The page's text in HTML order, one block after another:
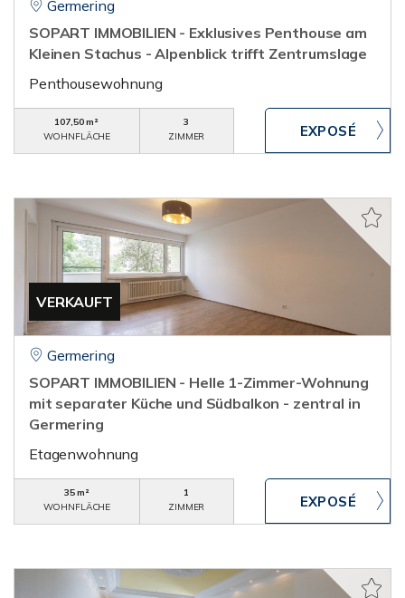
Germering
SOPART IMMOBILIEN - Exklusives Penthouse am
Kleinen Stachus - Alpenblick trifft Zentrumslage
Penthousewohnung
107,50 m²
WOHNFLÄCHE
3
ZIMMER
VERKAUFT
Germering
SOPART IMMOBILIEN - Helle 1-Zimmer-Wohnung
mit separater Küche und Südbalkon - zentral in
Germering
Etagenwohnung
35 m²
WOHNFLÄCHE
1
ZIMMER